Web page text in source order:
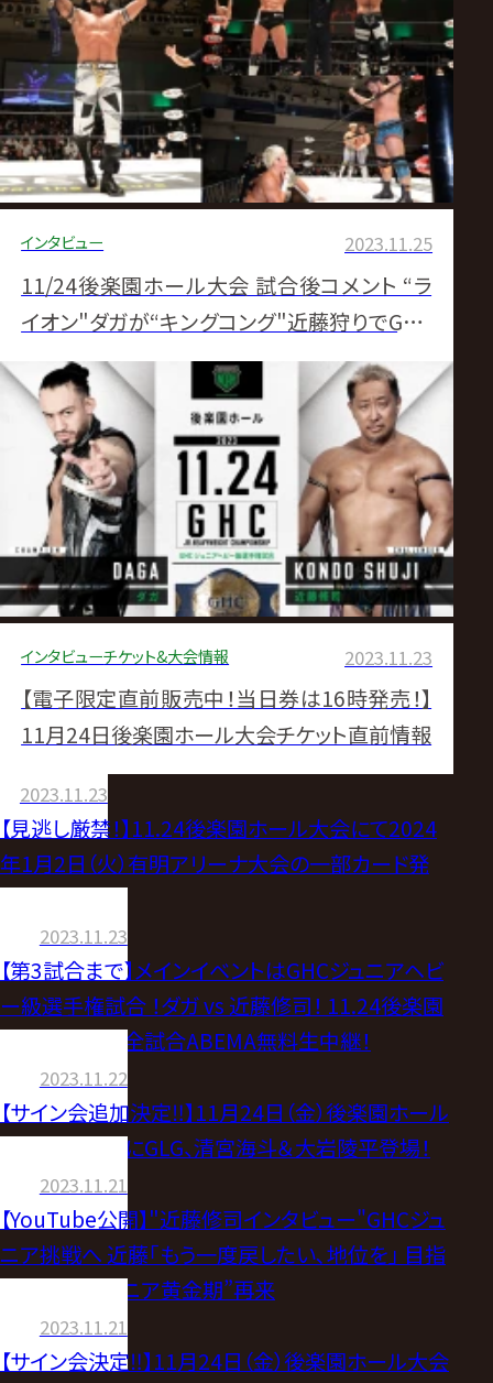
インタビュー 2023.11.25
11/24後楽園ホール大会 試合後コメント “ラ
イオン"ダガが“キングコング"近藤狩りでGHC
ジュニア初防衛 怨敵Eita迎撃へ
インタビューチケット&大会情報 2023.11.23
【電子限定直前販売中！当日券は16時発売！】
11月24日後楽園ホール大会チケット直前情報
2023.11.23
【見逃し厳禁！】11.24後楽園ホール大会にて2024
年1月2日（火）有明アリーナ大会の一部カード発
2023.11.23
【第3試合まで】メインイベントはGHCジュニアヘビ
ー級選手権試合 ！ダガ vs 近藤修司！ 11.24後楽園
ホール大会は全試合ABEMA無料生中継！
2023.11.22
【サイン会追加決定‼】11月24日（金）後楽園ホール
大会 サイン会にGLG、清宮海斗＆大岩陵平登場！
2023.11.21
【YouTube公開】"近藤修司インタビュー"GHCジュ
ニア挑戦へ 近藤｢もう一度戻したい､地位を｣ 目指
すは“ノアジュニア黄金期”再来
2023.11.21
【サイン会決定‼】11月24日（金）後楽園ホール大会